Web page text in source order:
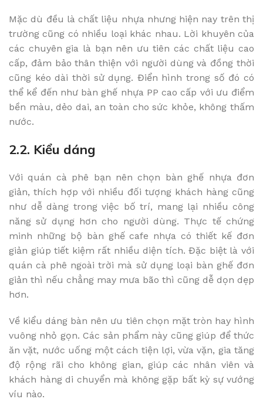
Mặc dù đều là chất liệu nhựa nhưng hiện nay trên thị
trường cũng có nhiều loại khác nhau. Lời khuyên của
các chuyên gia là bạn nên ưu tiên các chất liệu cao
cấp, đảm bảo thân thiện với người dùng và đồng thời
cũng kéo dài thời sử dụng. Điển hình trong số đó có
thể kể đến như bàn ghế nhựa PP cao cấp với ưu điểm
bền màu, dẻo dai, an toàn cho sức khỏe, không thấm
nước.
2.2. Kiểu dáng
Với quán cà phê bạn nên chọn bàn ghế nhựa đơn
giản, thích hợp với nhiều đối tượng khách hàng cũng
như dễ dàng trong việc bố trí, mang lại nhiều công
năng sử dụng hơn cho người dùng. Thực tế chứng
minh những bộ bàn ghế cafe nhựa có thiết kế đơn
giản giúp tiết kiệm rất nhiều diện tích. Đặc biệt là với
quán cà phê ngoài trời mà sử dụng loại bàn ghế đơn
giản thì nếu chẳng may mưa bão thì cũng dễ dọn dẹp
hơn.
Về kiểu dáng bàn nên ưu tiên chọn mặt tròn hay hình
vuông nhỏ gọn. Các sản phẩm này cũng giúp để thức
ăn vặt, nước uống một cách tiện lợi, vừa vặn, gia tăng
độ rộng rãi cho không gian, giúp các nhân viên và
khách hàng di chuyển mà không gặp bất kỳ sự vướng
víu nào.